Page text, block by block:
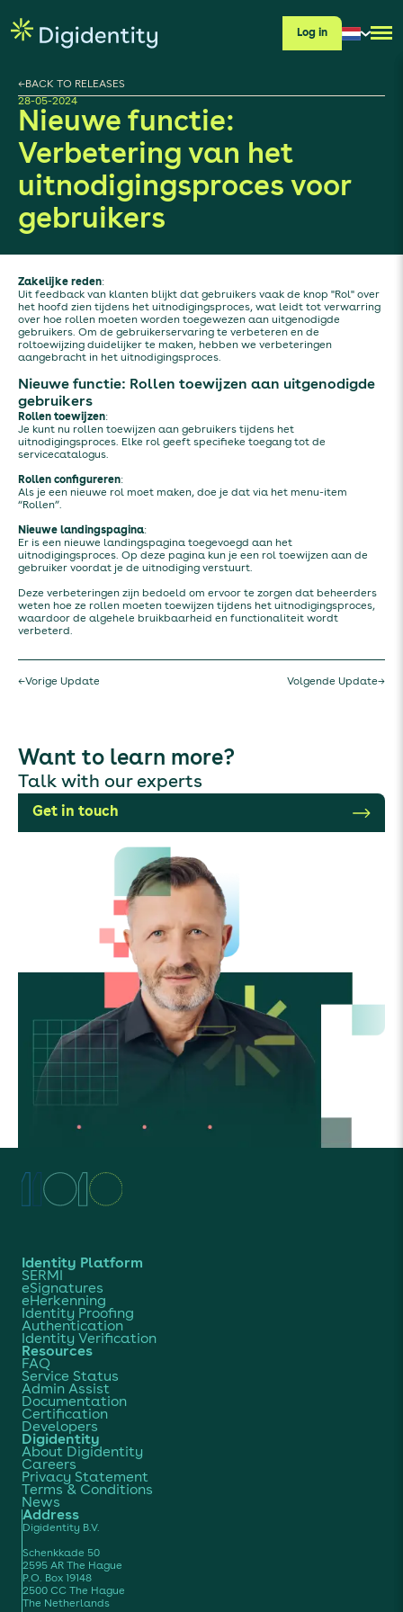
Log in
←BACK TO RELEASES
28-05-2024
Nieuwe functie:
Verbetering van het
uitnodigingsproces voor
gebruikers
Zakelijke reden:
Uit feedback van klanten blijkt dat gebruikers vaak de knop "Rol" over
het hoofd zien tijdens het uitnodigingsproces, wat leidt tot verwarring
over hoe rollen moeten worden toegewezen aan uitgenodigde
gebruikers. Om de gebruikerservaring te verbeteren en de
roltoewijzing duidelijker te maken, hebben we verbeteringen
aangebracht in het uitnodigingsproces.
Nieuwe functie: Rollen toewijzen aan uitgenodigde
gebruikers
Rollen toewijzen:
Je kunt nu rollen toewijzen aan gebruikers tijdens het
uitnodigingsproces. Elke rol geeft specifieke toegang tot de
servicecatalogus.
Rollen configureren:
Als je een nieuwe rol moet maken, doe je dat via het menu-item
“Rollen”.
Nieuwe landingspagina:
Er is een nieuwe landingspagina toegevoegd aan het
uitnodigingsproces. Op deze pagina kun je een rol toewijzen aan de
gebruiker voordat je de uitnodiging verstuurt.
Deze verbeteringen zijn bedoeld om ervoor te zorgen dat beheerders
weten hoe ze rollen moeten toewijzen tijdens het uitnodigingsproces,
waardoor de algehele bruikbaarheid en functionaliteit wordt
verbeterd.
←Vorige Update Volgende Update→
Want to learn more?
Talk with our experts
Get in touch
Identity Platform
SERMI
eSignatures
eHerkenning
Identity Proofing
Authentication
Identity Verification
Resources
FAQ
Service Status
Admin Assist
Documentation
Certification
Developers
Digidentity
About Digidentity
Careers
Privacy Statement
Terms & Conditions
News
Address
Digidentity B.V.
Schenkkade 50
2595 AR The Hague
P.O. Box 19148
2500 CC The Hague
The Netherlands